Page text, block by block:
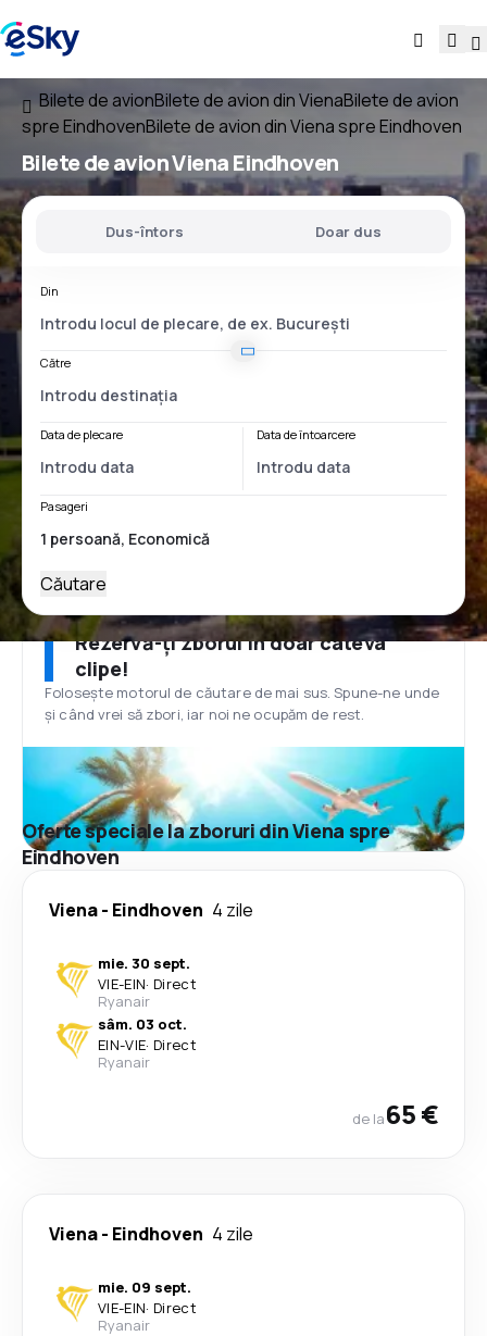
Bilete de avionBilete de avion din VienaBilete de avion
spre EindhovenBilete de avion din Viena spre Eindhoven
Bilete de avionViena Eindhoven
Dus-întors Doar dus
Din
Către
Data de plecare Data de întoarcere
Pasageri
Căutare
Rezervă-ți zborul în doar câteva
clipe!
Folosește motorul de căutare de mai sus. Spune-ne unde
și când vrei să zbori, iar noi ne ocupăm de rest.
Oferte speciale la zboruri din Viena spre
Eindhoven
Viena- Eindhoven 4 zile
mie. 30 sept.
VIE-EIN· Direct
Ryanair
sâm. 03 oct.
EIN-VIE· Direct
Ryanair
de la65 €
Viena- Eindhoven 4 zile
mie. 09 sept.
VIE-EIN· Direct
Ryanair